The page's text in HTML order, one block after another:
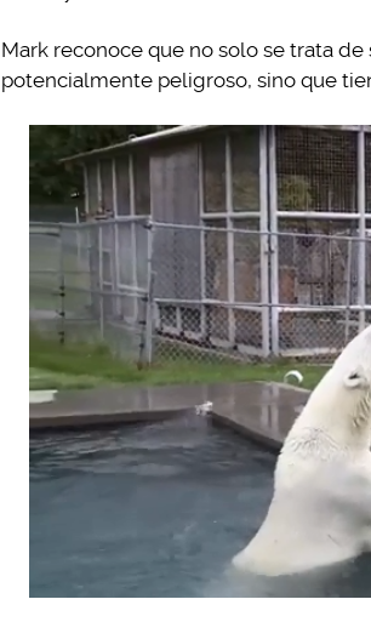
Mark reconoce que no solo se trata
potencialmente peligroso, sino que